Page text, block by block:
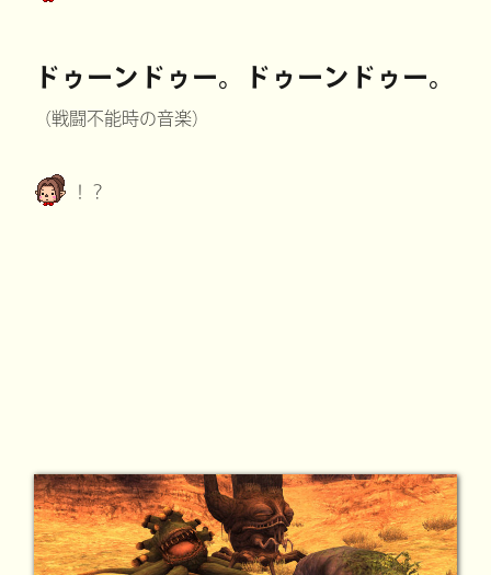
ドゥーンドゥー。ドゥーンドゥー。
（戦闘不能時の音楽）
！？